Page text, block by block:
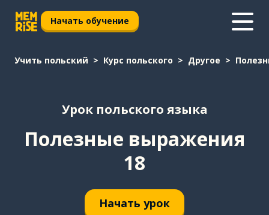
Начать обучение
Учить польский Курс польского Другое
Урок польского языка
Полезные выражения
18
Начать урок